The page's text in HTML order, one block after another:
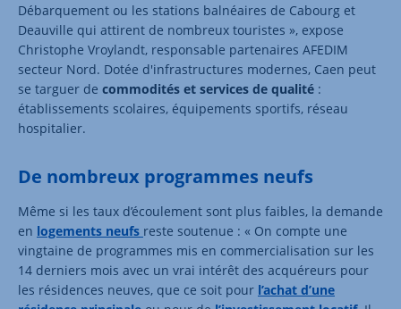
Débarquement ou les stations balnéaires de Cabourg et
Deauville qui attirent de nombreux touristes », expose
Christophe Vroylandt, responsable partenaires AFEDIM
secteur Nord. Dotée d'infrastructures modernes, Caen peut
se targuer de commodités et services de qualité :
établissements scolaires, équipements sportifs, réseau
hospitalier.
De nombreux programmes neufs
Même si les taux d’écoulement sont plus faibles, la demande
en logements neufs reste soutenue : « On compte une
vingtaine de programmes mis en commercialisation sur les
14 derniers mois avec un vrai intérêt des acquéreurs pour
les résidences neuves, que ce soit pour l’achat d’une